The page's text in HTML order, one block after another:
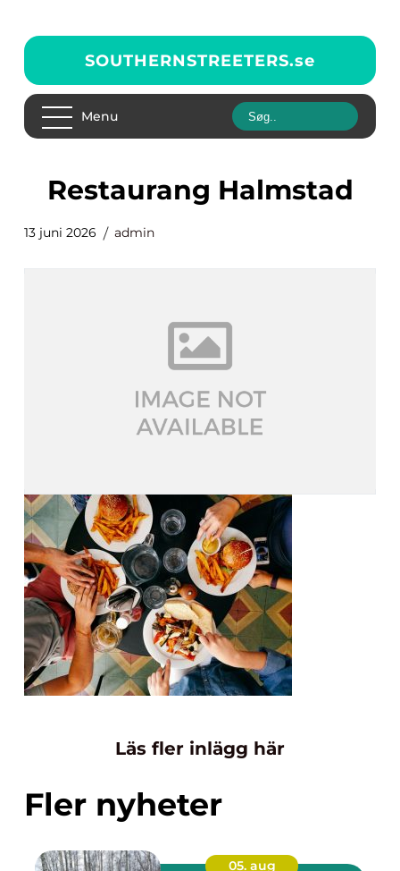
SOUTHERNSTREETERS.se
Menu
Restaurang Halmstad
13 juni 2026 admin
Läs fler inlägg här
Fler nyheter
05. aug